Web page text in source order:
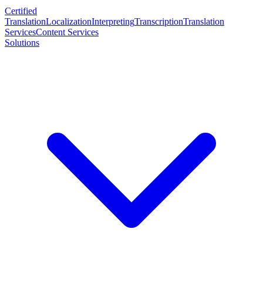
Certified
TranslationLocalizationInterpretingTranscriptionTranslation
ServicesContent Services
Solutions